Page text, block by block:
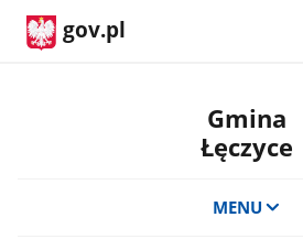
gov.pl
Gmina
Łęczyce
MENU